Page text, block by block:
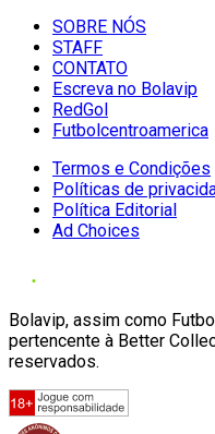
SOBRE NÓS
STAFF
CONTATO
Escreva no Bolavip
RedGol
Futbolcentroamerica
Termos e Condições
Políticas de
Política Editorial
Ad Choices
Bolavip, assim como
pertencente à Better
reservados.